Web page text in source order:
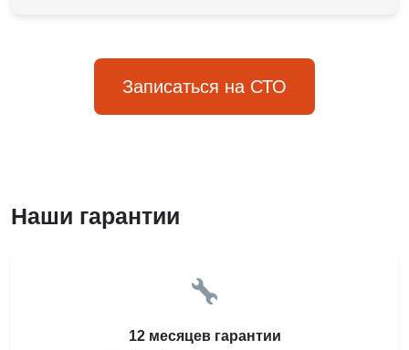
Записаться на СТО
Наши гарантии
12 месяцев гарантии